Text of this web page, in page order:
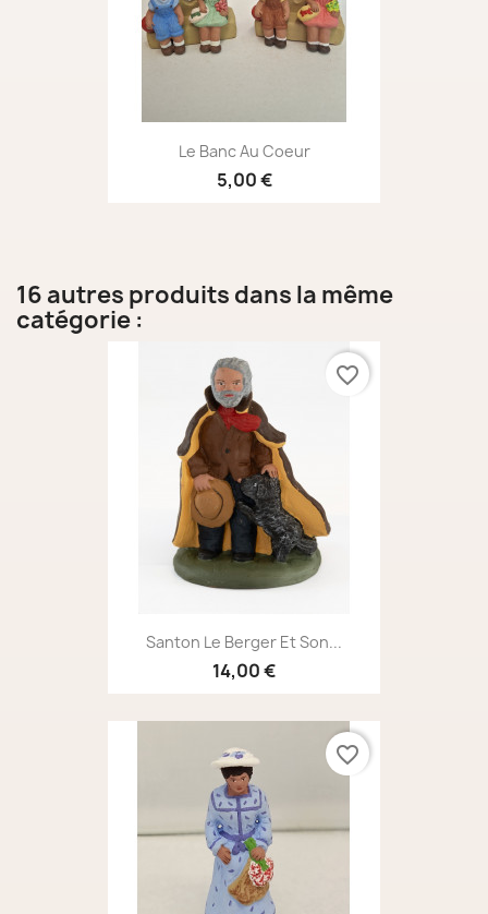
Le Banc Au Coeur
5,00 €
16 autres produits dans la même
catégorie :
Santon Le Berger Et Son...
14,00 €
favorite_border
favorite_border